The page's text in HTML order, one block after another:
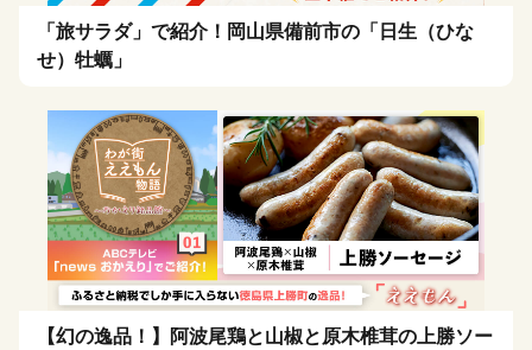
「旅サラダ」で紹介！岡山県備前市の「日生（ひな
せ）牡蠣」
【幻の逸品！】阿波尾鶏と山椒と原木椎茸の上勝ソー